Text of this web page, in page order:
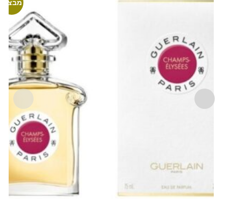
מבצע!